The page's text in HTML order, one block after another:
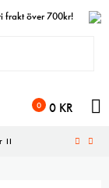
frakt över 700kr!
0 0 KR
II